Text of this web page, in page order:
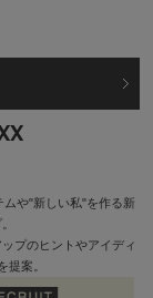
や"新しい私"を作る新
プのヒントやアイディ
提案。